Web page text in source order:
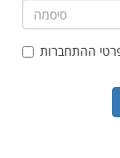
ההתחברות